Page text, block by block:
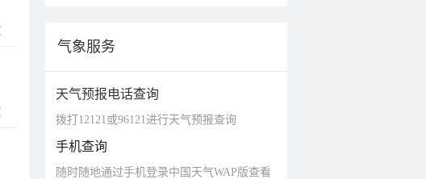
气象服务
天气预报电话查询
拨打12121或96121进行天气预报查询
手机查询
随时随地通过手机登录中国天气WAP版查看